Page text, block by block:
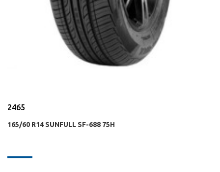
2465
165/60 R14 SUNFULL SF-688 75H